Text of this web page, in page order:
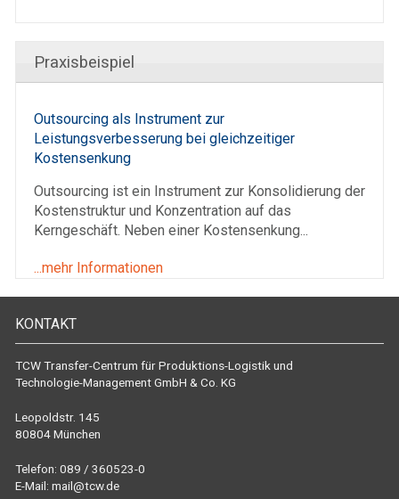
Praxisbeispiel
Outsourcing als Instrument zur
Leistungsverbesserung bei gleichzeitiger
Kostensenkung
Outsourcing ist ein Instrument zur Konsolidierung der
Kostenstruktur und Konzentration auf das
Kerngeschäft. Neben einer Kostensenkung...
...mehr Informationen
KONTAKT
TCW Transfer-Centrum für Produktions-Logistik und
Technologie-Management GmbH & Co. KG
Leopoldstr. 145
80804 München
Telefon: 089 / 360523-0
E-Mail: mail@tcw.de